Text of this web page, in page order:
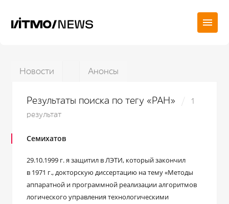
Новости Анонсы
Результаты поиска по тегу «РАН»
1
результат
Семихатов
29.10.1999 г. я защитил в ЛЭТИ, который закончил
в 1971 г., докторскую диссертацию на тему «Методы
аппаратной и программной реализации алгоритмов
логического управления технологическими